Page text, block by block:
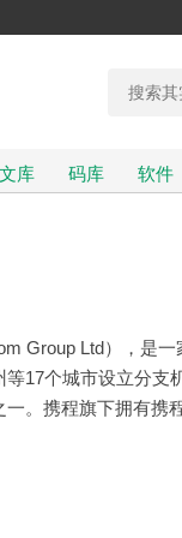
文库 码库 软件
Group Ltd），是
17个城市设立分
。携程旗下拥有